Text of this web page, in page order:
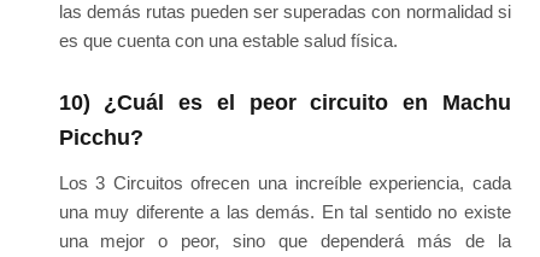
las demás rutas pueden ser superadas con normalidad si
es que cuenta con una estable salud física.
10) ¿Cuál es el peor circuito en Machu
Picchu?
Los 3 Circuitos ofrecen una increíble experiencia, cada
una muy diferente a las demás. En tal sentido no existe
una mejor o peor, sino que dependerá más de la